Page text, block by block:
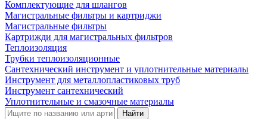
Комплектующие для шлангов
Магистральные фильтры и картриджи
Магистральные фильтры
Картрижди для магистральных фильтров
Теплоизоляция
Трубки теплоизоляционные
Сантехнический инструмент и уплотнительные материалы
Инструмент для металлопластиковых труб
Инструмент сантехнический
Уплотнительные и смазочные материалы
Найти